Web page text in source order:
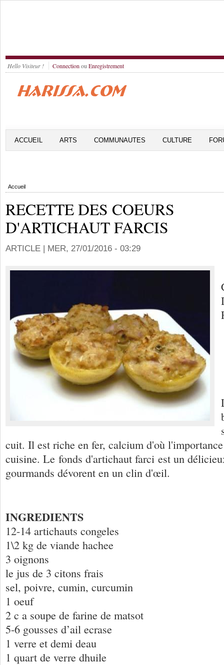
Hello Visiteur ! Connection ou Enregistrement
ACCUEIL ARTS COMMUNAUTES CULTURE
Accueil
RECETTE DES COEURS
D'ARTICHAUT FARCIS
ARTICLE | MER, 27/01/2016 - 03:29
cuit. Il est riche en fer, calcium d'où
cuisine. Le fonds d'artichaut farci est un
gourmands dévorent en un clin d'œil.
INGREDIENTS
12-14 artichauts congeles
1\2 kg de viande hachee
3 oignons
le jus de 3 citons frais
sel, poivre, cumin, curcumin
1 oeuf
2 c a soupe de farine de matsot
5-6 gousses d’ail ecrase
1 verre et demi deau
1 quart de verre dhuile